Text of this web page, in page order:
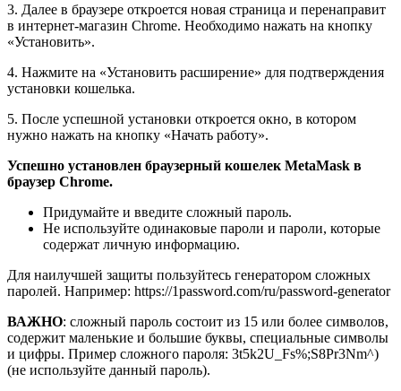
3. Далее в браузере откроется новая страница и перенаправит
в интернет-магазин Chrome. Необходимо нажать на кнопку
«Установить».
4. Нажмите на «Установить расширение» для подтверждения
установки кошелька.
5. После успешной установки откроется окно, в котором
нужно нажать на кнопку «Начать работу».
Успешно установлен браузерный кошелек MetaMask в
браузер Chrome.
Придумайте и введите сложный пароль.
Не используйте одинаковые пароли и пароли, которые
содержат личную информацию.
Для наилучшей защиты пользуйтесь генератором сложных
паролей. Например: https://1password.com/ru/password-generator
ВАЖНО: сложный пароль состоит из 15 или более символов,
содержит маленькие и большие буквы, специальные символы
и цифры. Пример сложного пароля: 3t5k2U_Fs%;S8Pr3Nm^)
(не используйте данный пароль).